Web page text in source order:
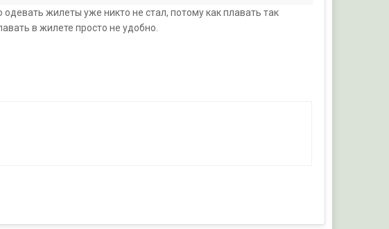
одевать жилеты уже никто не стал, потому как плавать так
в жилете просто не удобно.